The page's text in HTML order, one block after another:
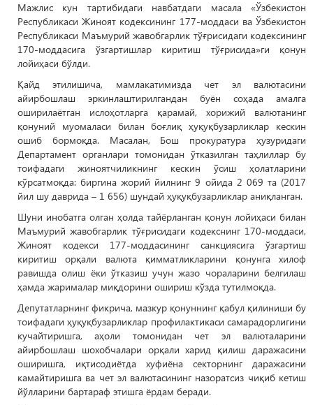
Мажлис кун тартибидаги навбатдаги масала «Ўзбекистон
Республикаси Жиноят кодексининг 177-моддаси ва Ўзбекистон
Республикаси Маъмурий жавобгарлик тўғрисидаги кодексининг
170-моддасига ўзгартишлар киритиш тўғрисида»ги қонун
лойиҳаси бўлди.
Қайд этилишича, мамлакатимизда чет эл валютасини
айирбошлаш эркинлаштирилгандан буён соҳада амалга
оширилаётган ислоҳотларга қарамай, хорижий валютанинг
қонуний муомаласи билан боғлиқ ҳуқуқбузарликлар кескин
ошиб бормоқда. Масалан, Бош прокуратура ҳузуридаги
Департамент органлари томонидан ўтказилган таҳлиллар бу
тоифадаги жиноятчиликнинг кескин ўсиш ҳолатларини
кўрсатмоқда: биргина жорий йилнинг 9 ойида 2 069 та (2017
йил шу даврида – 1 656) шундай ҳуқуқбузарликлар аниқланган.
Шуни инобатга олган ҳолда тайёрланган қонун лойиҳаси билан
Маъмурий жавобгарлик тўғрисидаги кодекснинг 170-моддаси,
Жиноят кодекси 177-моддасининг санкциясига ўзгартиш
киритиш орқали валюта қимматликларини қонунга хилоф
равишда олиш ёки ўтказиш учун жазо чораларини белгилаш
ҳамда жарималар миқдорини ошириш кўзда тутилмоқда.
Депутатларнинг фикрича, мазкур қонуннинг қабул қилиниши бу
тоифадаги ҳуқуқбузарликлар профилактикаси самарадорлигини
кучайтиришга, аҳоли томонидан чет эл валюталарини
айирбошлаш шохобчалари орқали харид қилиш даражасини
оширишга, иқтисодиётда хуфиёна секторнинг даражасини
камайтиришга ва чет эл валютасининг назоратсиз чиқиб кетиш
йўлларини бартараф этишга ёрдам беради.